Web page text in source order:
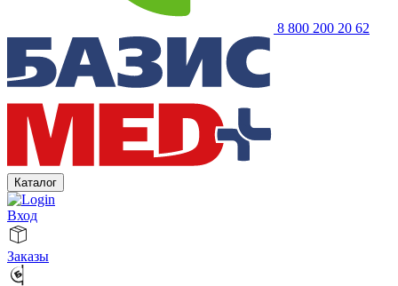
8 800 200 20 62
Каталог
Вход
Заказы